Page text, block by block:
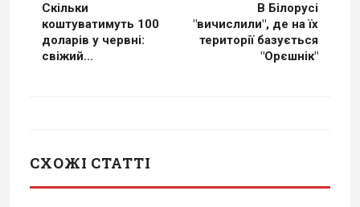
Скільки
коштуватимуть 100
доларів у червні:
свіжий...
В Білорусі
"вичислили", де на їх
території базується
"Орєшнік"
СХОЖІ СТАТТІ